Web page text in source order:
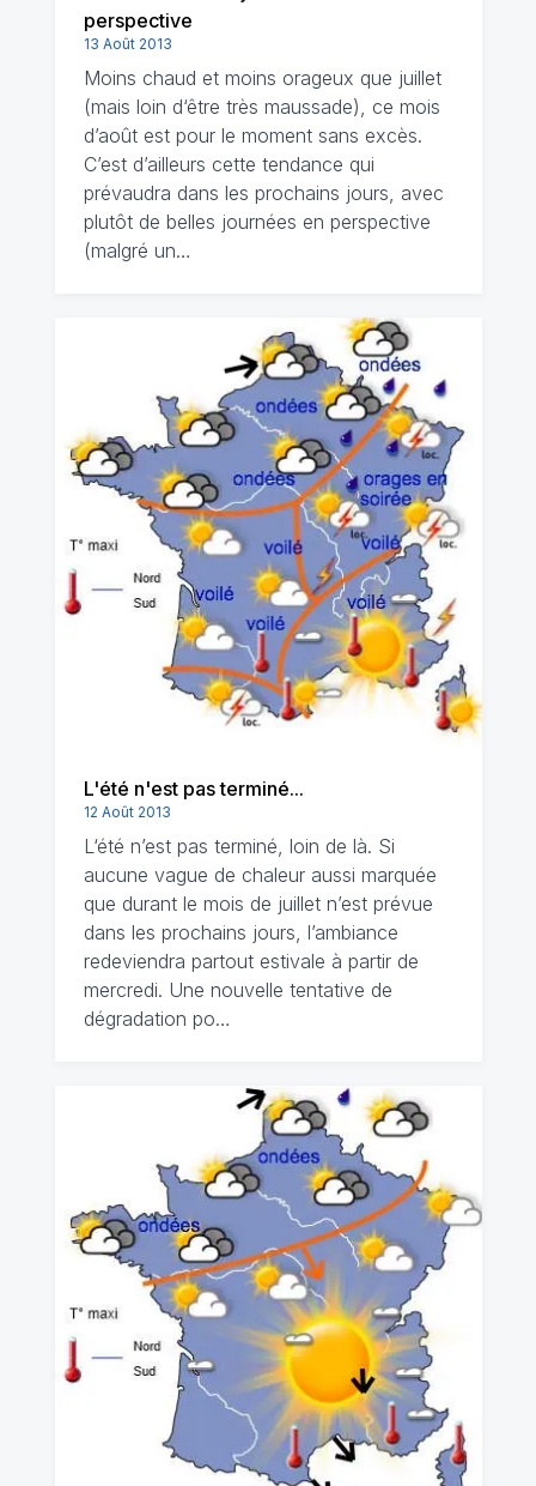
perspective
13 Août 2013
Moins chaud et moins orageux que juillet
(mais loin d‘être très maussade), ce mois
d’août est pour le moment sans excès.
C’est d’ailleurs cette tendance qui
prévaudra dans les prochains jours, avec
plutôt de belles journées en perspective
(malgré un…
L'été n'est pas terminé...
12 Août 2013
L‘été n’est pas terminé, loin de là. Si
aucune vague de chaleur aussi marquée
que durant le mois de juillet n’est prévue
dans les prochains jours, l’ambiance
redeviendra partout estivale à partir de
mercredi. Une nouvelle tentative de
dégradation po…